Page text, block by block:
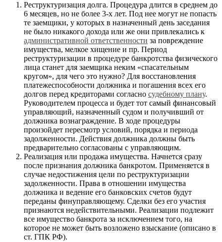
Реструктуризация долга. Процедура длится в среднем до
6 месяцев, но не более 3-х лет. Под нее могут не попасть
те заемщики, у которых в назначенный день заседания
не было никакого дохода или же они привлекались к
административной ответственности за повреждение
имущества, мелкое хищение и пр. Период
реструктуризации в процедуре банкротства физического
лица станет для заемщика неким «спасательным
кругом», для чего это нужно? Для восстановления
платежеспособности должника и погашения всех его
долгов перед кредиторами согласно судебному плану.
Руководителем процесса и будет тот самый финансовый
управляющий, назначенный судом и получивший от
должника вознаграждение. В ходе процедуры
произойдет пересмотр условий, порядка и периода
задолженности. Действия должника должны быть
предварительно согласованы с управляющим.
Реализация или продажа имущества. Начнется сразу
после признания должника банкротом. Применяется в
случае недостижения цели по реструктуризации
задолженности. Права в отношении имущества
должника и ведение его банковских счетов будут
переданы финуправляющему. Сделки без его участия
признаются недействительными. Реализации подлежит
все имущество банкрота за исключением того, на
которое не может быть возложено взыскание (описано в
ст. ГПК РФ).